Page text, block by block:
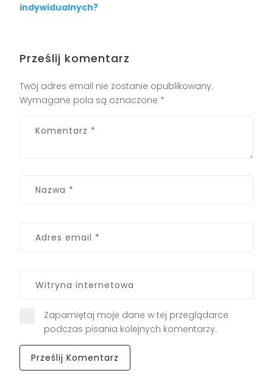
indywidualnych?
Prześlij komentarz
Twój adres email nie zostanie opublikowany.
Wymagane pola są oznaczone *
Zapamiętaj moje dane w tej przeglądarce
podczas pisania kolejnych komentarzy.